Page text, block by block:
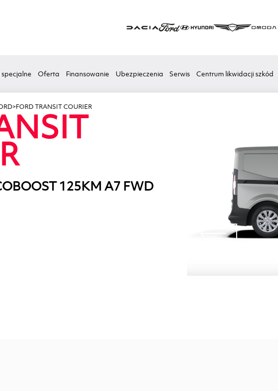
specjalne Oferta Finansowanie Ubezpieczenia Serwis Centrum likwidacji szkód
>FORD TRANSIT COURIER
125KM A7 FWD